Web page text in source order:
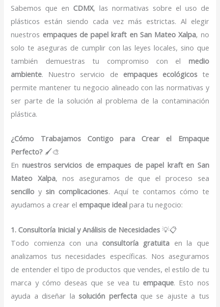
Sabemos que en CDMX, las normativas sobre el uso de
plásticos están siendo cada vez más estrictas. Al elegir
nuestros empaques de papel kraft en San Mateo Xalpa, no
solo te aseguras de cumplir con las leyes locales, sino que
también demuestras tu compromiso con el medio
ambiente. Nuestro servicio de empaques ecológicoste
permite mantener tu negocio alineado con las normativas y
ser parte de la solución al problema de la contaminación
plástica.
¿Cómo Trabajamos Contigo para Crear el Empaque
Perfecto? 🖌️🎨
En nuestros servicios de empaques de papel kraft en San
Mateo Xalpa, nos aseguramos de que el proceso sea
sencillo ysin complicaciones. Aquí te contamos cómo te
ayudamos a crear el empaque ideal para tu negocio:
1. Consultoría Inicial y Análisis de Necesidades 💡📋
Todo comienza con una consultoría gratuita en la que
analizamos tus necesidades específicas. Nos aseguramos
de entender el tipo de productos que vendes, el estilo de tu
marca y cómo deseas que se vea tu empaque. Esto nos
ayuda a diseñar lasolución perfectaque se ajuste a tus